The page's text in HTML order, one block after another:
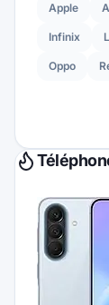
Apple
Infinix
Oppo